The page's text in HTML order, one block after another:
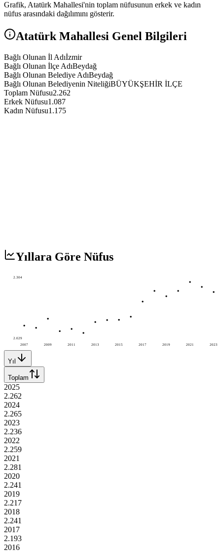
Grafik, Atatürk Mahallesi'nin toplam nüfusunun erkek ve kadın
nüfus arasındaki dağılımını gösterir.
Atatürk Mahallesi Genel Bilgileri
Bağlı Olunan İl Adıİzmir
Bağlı Olunan İlçe AdıBeydağ
Bağlı Olunan Belediye AdıBeydağ
Bağlı Olunan Belediyenin NiteliğiBÜYÜKŞEHİR İLÇE
Toplam Nüfusu2.262
Erkek Nüfusu1.087
Kadın Nüfusu1.175
Yıllara Göre Nüfus
2007 2009 2011 2013 2015 2017 2019 2021 2023
2.304
2.029
Yıl
Toplam
2025
2.262
2024
2.265
2023
2.236
2022
2.259
2021
2.281
2020
2.241
2019
2.217
2018
2.241
2017
2.193
2016